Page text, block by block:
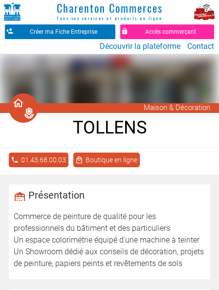
Charenton Commerces
Tous vos services et produits en ligne
Créer ma Fiche Entreprise Accès commerçant
Découvrir la plateforme Contact
󰚡
󰧰
Maison & Décoration
TOLLENS
01.43.68.00.03 Boutique en ligne
Présentation
Commerce de peinture de qualité pour les
professionnels du bâtiment et des particuliers
Un espace colorimétrie équipé d'une machine à teinter
Un Showroom dédié aux conseils de décoration, projets
de peinture, papiers peints et revêtements de sols